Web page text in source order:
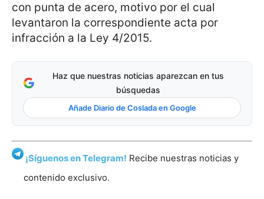
con punta de acero, motivo por el cual
levantaron la correspondiente acta por
infracción a la Ley 4/2015.
Haz que nuestras noticias aparezcan en tus
búsquedas
Añade Diario de Coslada en Google
¡Síguenos en Telegram! Recibe nuestras noticias y
contenido exclusivo.